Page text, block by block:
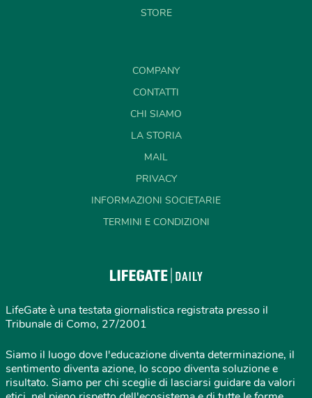
STORE
COMPANY
CONTATTI
CHI SIAMO
LA STORIA
MAIL
PRIVACY
INFORMAZIONI SOCIETARIE
TERMINI E CONDIZIONI
LifeGate è una testata giornalistica registrata presso il
Tribunale di Como, 27/2001
Siamo il luogo dove l'educazione diventa determinazione, il
sentimento diventa azione, lo scopo diventa soluzione e
risultato. Siamo per chi sceglie di lasciarsi guidare da valori